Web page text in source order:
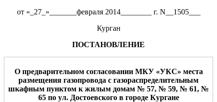
от «_27_»_______февраля 2014________ г. N__1505___
Курган
ПОСТАНОВЛЕНИЕ
О предварительном согласовании МКУ «УКС» места
размещения газопровода с газораспределительным
шкафным пунктом к жилым домам № 57, № 59, № 61, №
65 по ул. Достоевского в городе Кургане